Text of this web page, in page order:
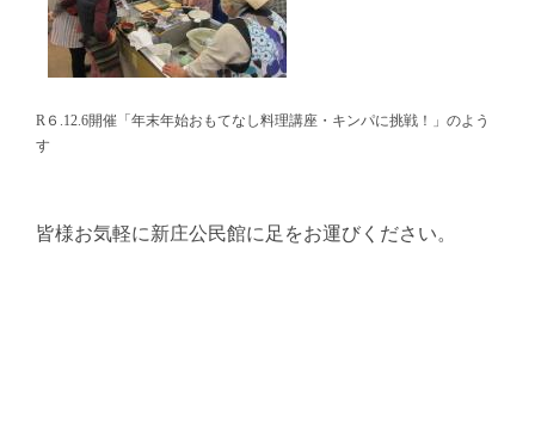
R６.12.6開催「年末年始おもてなし料理講座・キンパに挑戦！」のよう
す
皆様お気軽に新庄公民館に足をお運びください。